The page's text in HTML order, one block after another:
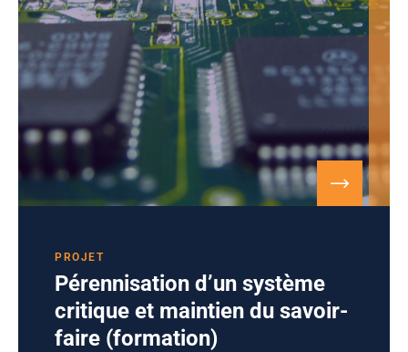
PROJET
Pérennisation d’un système
critique et maintien du savoir-
faire (formation)